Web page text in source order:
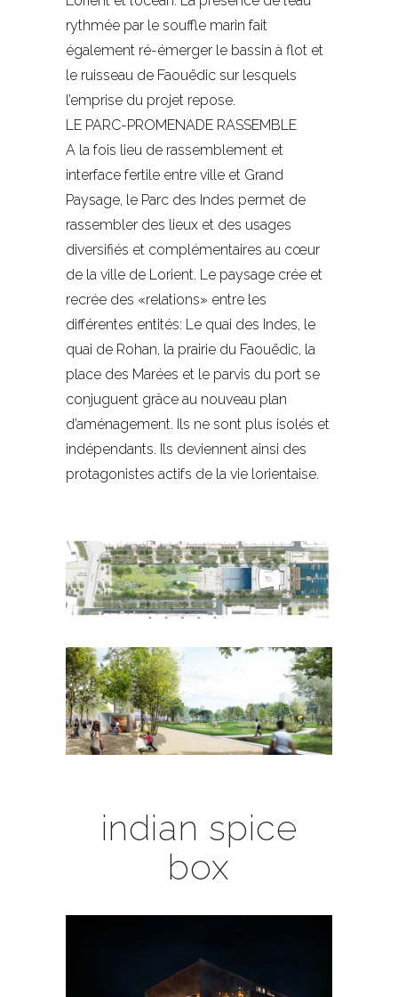
rythmée par le souffle marin fait
également ré-émerger le bassin à flot et
le ruisseau de Faouëdic sur lesquels
l’emprise du projet repose.
LE PARC-PROMENADE RASSEMBLE
A la fois lieu de rassemblement et
interface fertile entre ville et Grand
Paysage, le Parc des Indes permet de
rassembler des lieux et des usages
diversifiés et complémentaires au cœur
de la ville de Lorient. Le paysage crée et
recrée des «relations» entre les
différentes entités: Le quai des Indes, le
quai de Rohan, la prairie du Faouëdic, la
place des Marées et le parvis du port se
conjuguent grâce au nouveau plan
d’aménagement. Ils ne sont plus isolés et
indépendants. Ils deviennent ainsi des
protagonistes actifs de la vie lorientaise.
indian spice
box